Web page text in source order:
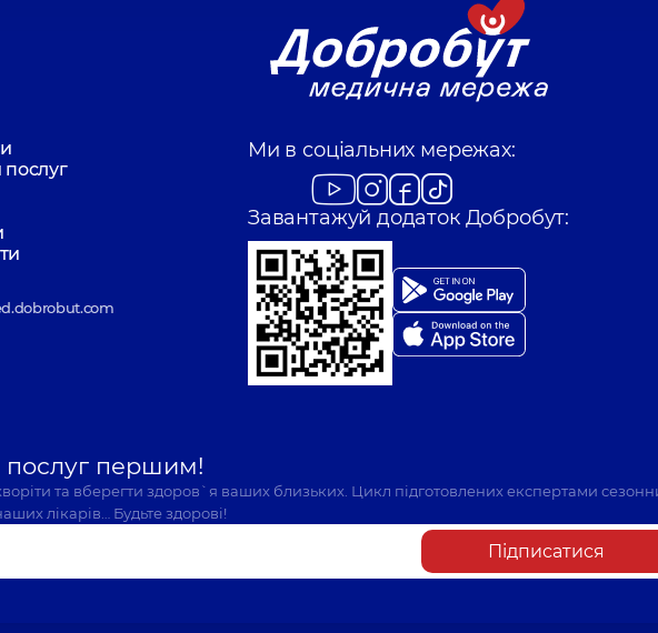
послуг
Ми в соціальних мережах:
Завантажуй додаток Добробут:
послуг першим!
та вберегти здоров`я ваших близьких. Цикл підготовлених експертами
лікарів… Будьте здорові!
Підписатися